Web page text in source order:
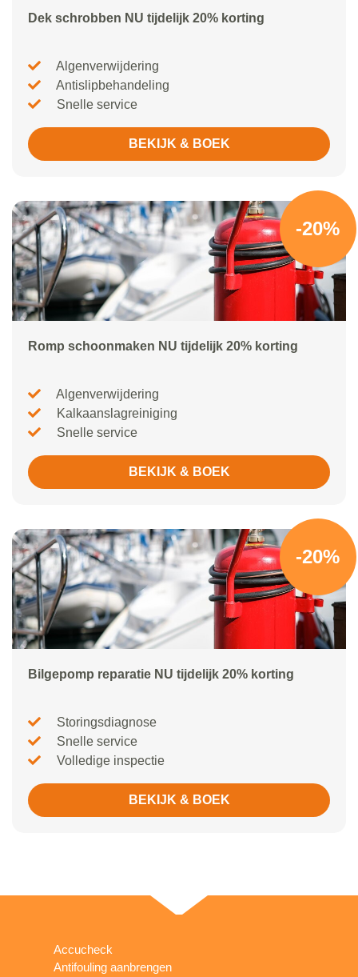
Dek schrobben NU tijdelijk 20% korting
Algenverwijdering
Antislipbehandeling
Snelle service
BEKIJK & BOEK
-20%
Romp schoonmaken NU tijdelijk 20% korting
Algenverwijdering
Kalkaanslagreiniging
Snelle service
BEKIJK & BOEK
-20%
Bilgepomp reparatie NU tijdelijk 20% korting
Storingsdiagnose
Snelle service
Volledige inspectie
BEKIJK & BOEK
Accucheck
Antifouling aanbrengen